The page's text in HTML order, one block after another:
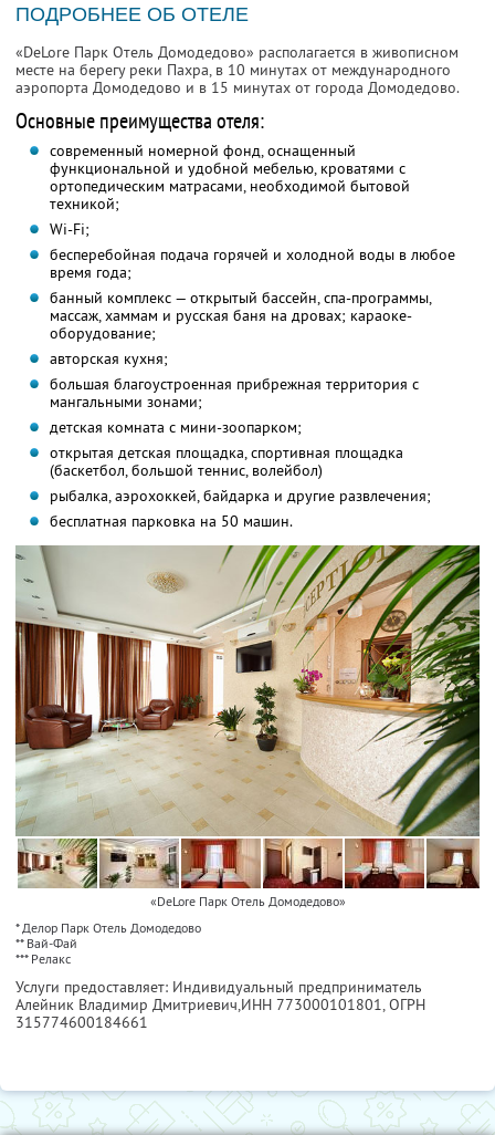
ПОДРОБНЕЕ ОБ ОТЕЛЕ
«DeLore Парк Отель Домодедово» располагается в живописном
месте на берегу реки Пахра, в 10 минутах от международного
аэропорта Домодедово и в 15 минутах от города Домодедово.
Основные преимущества отеля:
современный номерной фонд, оснащенный
функциональной и удобной мебелью, кроватями с
ортопедическим матрасами, необходимой бытовой
техникой;
Wi-Fi;
бесперебойная подача горячей и холодной воды в любое
время года;
банный комплекс — открытый бассейн, спа-программы,
массаж, хаммам и русская баня на дровах; караоке-
оборудование;
авторская кухня;
большая благоустроенная прибрежная территория с
мангальными зонами;
детская комната с мини-зоопарком;
открытая детская площадка, спортивная площадка
(баскетбол, большой теннис, волейбол)
рыбалка, аэрохоккей, байдарка и другие развлечения;
бесплатная парковка на 50 машин.
«DeLore Парк Отель Домодедово»
* Делор Парк Отель Домодедово
** Вай-Фай
*** Релакс
Услуги предоставляет: Индивидуальный предприниматель
Алейник Владимир Дмитриевич,ИНН 773000101801, ОГРН
315774600184661